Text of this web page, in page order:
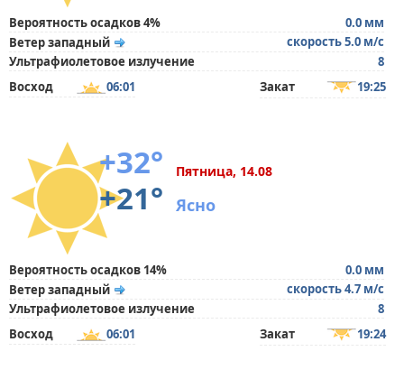
Вероятность осадков 4%
0.0 мм
Ветер западный
скорость 5.0 м/с
Ультрафиолетовое излучение
8
Восход
06:01 Закат 19:25
+32°
+21°
Пятница, 14.08
Ясно
Вероятность осадков 14%
0.0 мм
Ветер западный
скорость 4.7 м/с
Ультрафиолетовое излучение
8
Восход
06:01 Закат 19:24